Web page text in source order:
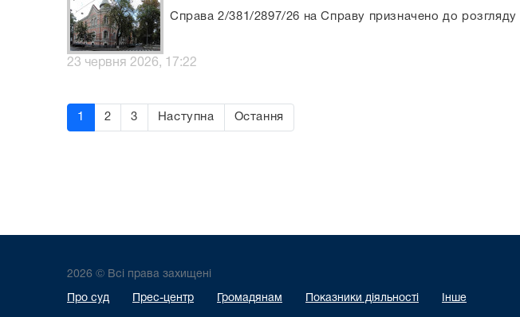
Справа 2/381/2897/26 на Справу призначено до
23 червня 2026, 17:22
1 2 3 Наступна Остання
2026 © Всі права захищені
Про суд Прес-центр Громадянам Показники діяльності Інше